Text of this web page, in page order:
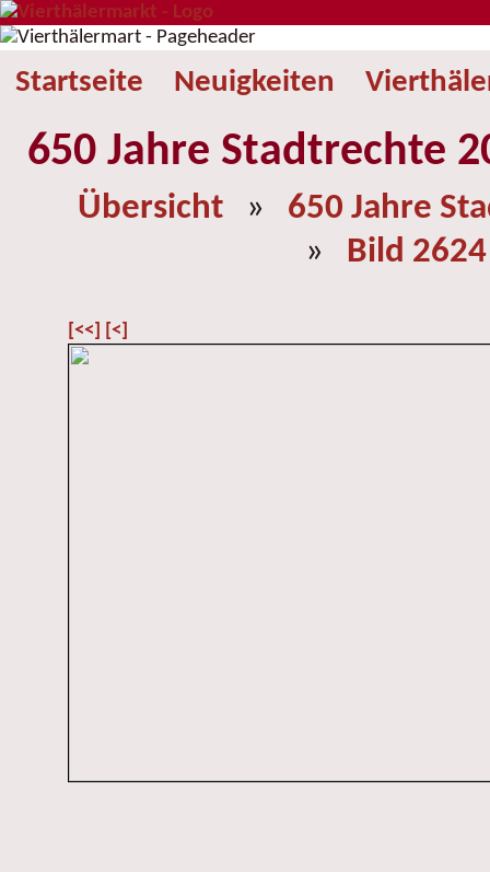
Startseite Neuigkeiten
650 Jahre Stadtrechte
Übersicht » 650 Jahre
» Bild 2624
[<<] [<]